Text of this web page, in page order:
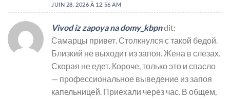
JUIN 28, 2026 À 12:56 AM
Vivod iz zapoya na domy_kbpndit:
Самарцы привет. Столкнулся с такой бедой.
Близкий не выходит из запоя. Жена в слезах.
Скорая не едет. Короче, только это и спасло
— профессиональное выведение из запоя
капельницей. Приехали через час. В общем,